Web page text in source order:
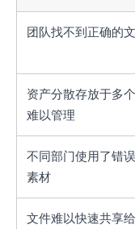
团队找不到正确的
资产分散存放于多
难以管理
不同部门使用了错
素材
文件难以快速共享